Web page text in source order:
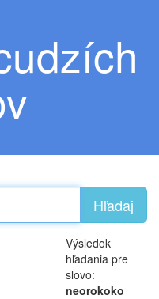
Hľadaj
Výsledok
hľadania pre
slovo:
neorokoko